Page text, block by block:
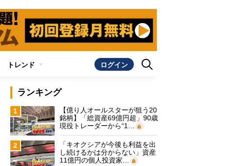
トレンド ログイン
ランキング
1
【億り人オールスターが狙う20
銘柄】「総資産69億円超」90歳
現役トレーダーから“1…
2
「キオクシアが今後も利益を出
し続けるかは分からない」資産
11億円の個人投資家…